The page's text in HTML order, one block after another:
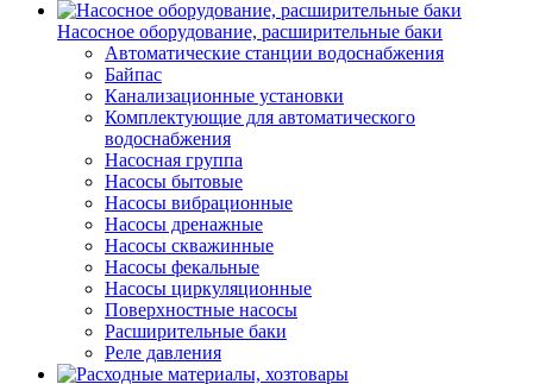
Насосное оборудование, расширительные баки
Автоматические станции водоснабжения
Байпас
Канализационные установки
Комплектующие для автоматического
водоснабжения
Насосная группа
Насосы бытовые
Насосы вибрационные
Насосы дренажные
Насосы скважинные
Насосы фекальные
Насосы циркуляционные
Поверхностные насосы
Расширительные баки
Реле давления